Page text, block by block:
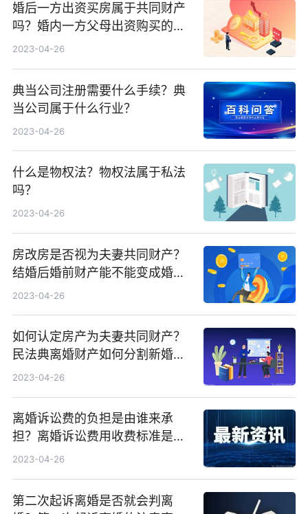
婚后一方出资买房属于共同财产
吗？婚内一方父母出资购买的房
屋属于共同财产吗？
2023-04-26
典当公司注册需要什么手续？典
当公司属于什么行业？
2023-04-26
什么是物权法？物权法属于私法
吗？
2023-04-26
房改房是否视为夫妻共同财产？
结婚后婚前财产能不能变成婚后
财产？
2023-04-26
如何认定房产为夫妻共同财产？
民法典离婚财产如何分割新婚姻
法？
2023-04-26
离婚诉讼费的负担是由谁来承
担？离婚诉讼费用收费标准是什
么？
2023-04-26
第二次起诉离婚是否就会判离